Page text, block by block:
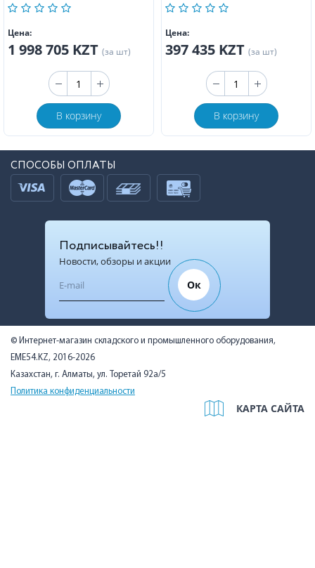
Цена:
1 998 705 KZT (за шт)
В корзину
Цена:
397 435 KZT (за шт)
В корзину
СПОСОБЫ ОПЛАТЫ
Подписывайтесь!!
Новости, обзоры и акции
Ок
© Интернет-магазин складского и промышленного оборудования,
EME54.KZ, 2016-2026
Казахстан, г. Алматы, ул. Торетай 92а/5
Политика конфиденциальности
КАРТА САЙТА